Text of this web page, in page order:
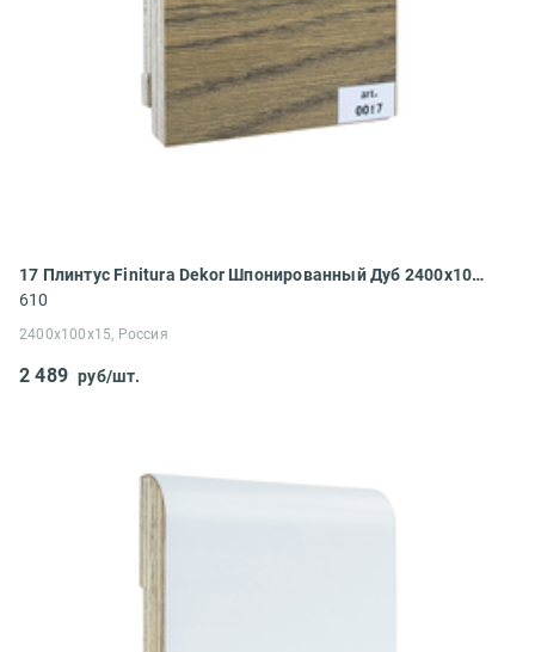
17 Плинтус Finitura Dekor Шпонированный Дуб 2400x100x15
610
2400x100x15, Россия
2 489 руб/шт.